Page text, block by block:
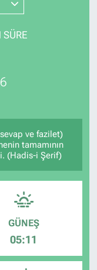
SÜRE
ve fazilet)
tamamının
(Hadis-i Şerif)
GÜNEŞ
05:11